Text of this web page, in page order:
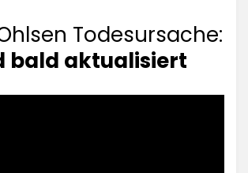
Todesursache:
bald aktualisiert